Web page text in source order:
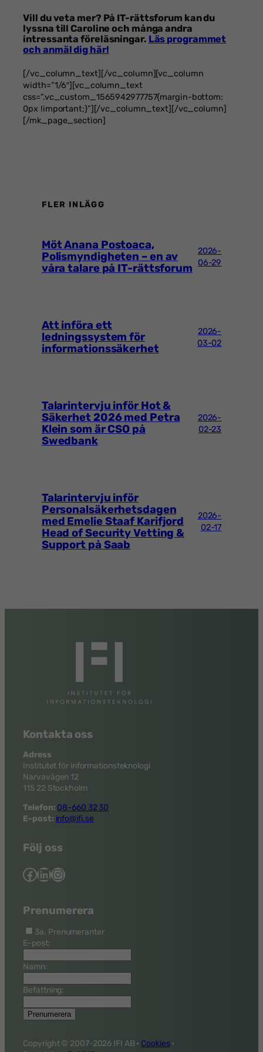
Vill du veta mer? På IT-rättsforum kan du
lyssna till Caroline och många andra
intressanta föreläsningar. Läs programmet
och anmäl dig här!
[/vc_column_text][/vc_column][vc_column
width=”1/6″][vc_column_text
css=”.vc_custom_1565942977757{margin-bottom:
0px !important;}”][/vc_column_text][/vc_column]
[/mk_page_section]
FLER INLÄGG
Möt Anana Postoaca,
Polismyndigheten – en av
våra talare på IT-rättsforum
2026-
06-29
Att införa ett
ledningssystem för
informationssäkerhet
2026-
03-02
Talarintervju inför Hot &
Säkerhet 2026 med Petra
Klein som är CSO på
Swedbank
2026-
02-23
Talarintervju inför
Personalsäkerhetsdagen
med Emelie Staaf Karifjord
Head of Security Vetting &
Support på Saab
2026-
02-17
Kontakta oss
Adress
Institutet för informationsteknologi
Narvavägen 12
115 22 Stockholm
Telefon: 08-660 32 30
E-post: info@ifi.se
Följ oss
Facebook LinkedIn Instagram
Prenumerera
3a. Prenumeranter
E-post:
Namn:
Befattning:
Copyright © 2007-2026 IFI AB • Cookies•